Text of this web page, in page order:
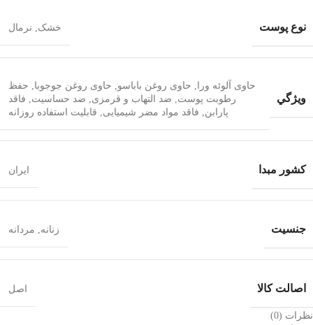
نوع پوست خشک, نرمال
ويژگي
حاوی آلوئه ورا , حاوی روغن باباسو, حاوی روغن جوجوبا, حفظ
رطوبت پوست, ضد التهاب و قرمزی, ضد حساسیت, فاقد
پارابن, فاقد مواد مضر شیمیایی, قابلیت استفاده روزانه
کشور مبدا ایران
جنسيت زنانه, مردانه
اصالت کالا اصل
نظرات (0)